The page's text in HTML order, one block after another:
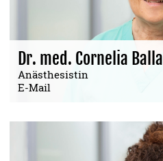
Dr. med. Cornelia Balla
Anästhesistin
E-Mail